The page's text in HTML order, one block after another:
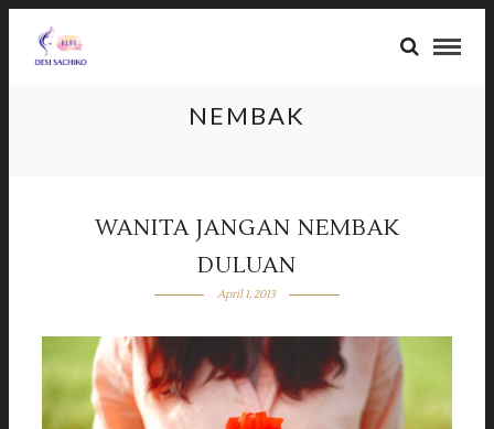
NEMBAK
WANITA JANGAN NEMBAK
DULUAN
April 1, 2013